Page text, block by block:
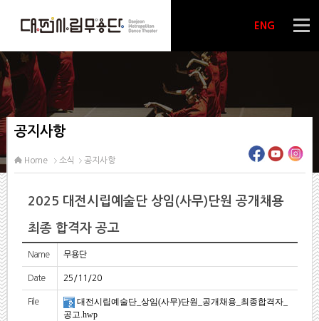
ENG
공지사항
Home 소식 공지사항
2025 대전시립예술단 상임(사무)단원 공개채용
최종 합격자 공고
Name 무용단
Date 25/11/20
File
대전시립예술단_상임(사무)단원_공개채용_최종합격자_
공고.hwp